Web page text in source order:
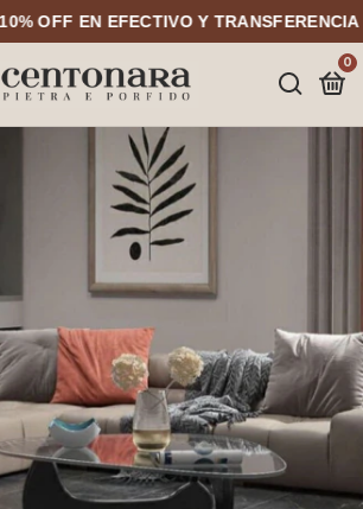
EN EFECTIVO Y TRANSFERENCIA
0